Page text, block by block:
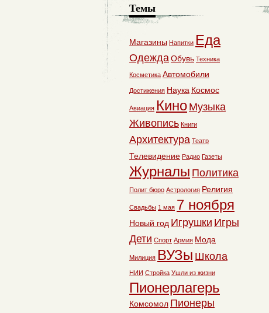
Темы
Магазины Напитки Еда
ОдеждаОбувь Техника
Косметика Автомобили
Достижения Наука Космос
Авиация Кино Музыка
Живопись Книги
Архитектура Театр
Телевидение Радио Газеты
Журналы Политика
Полит бюро Астрология Религия
Свадьбы 1 мая 7 ноября
Новый год Игрушки Игры
Дети Спорт Армия Мода
Милиция ВУЗы Школа
НИИ Стройка Ушли из жизни
Пионерлагерь
Комсомол Пионеры